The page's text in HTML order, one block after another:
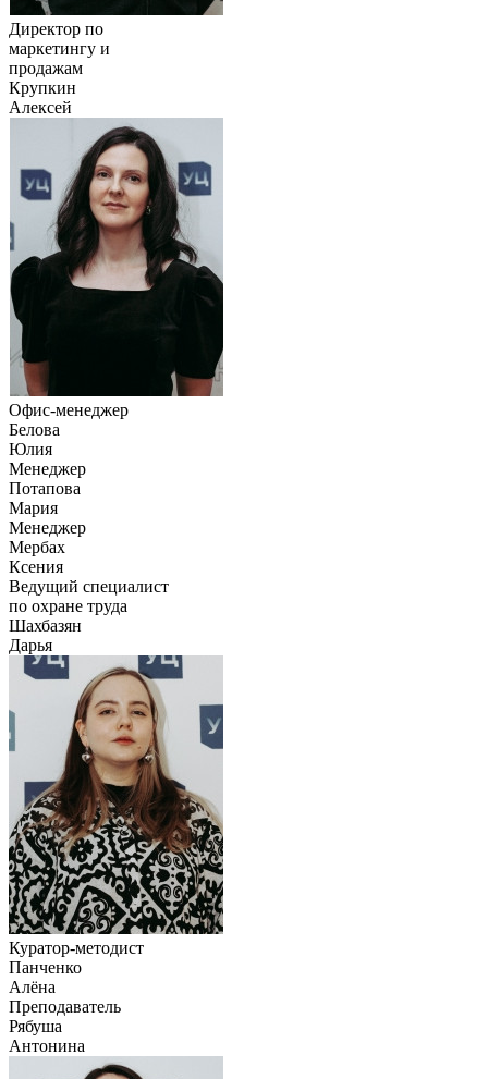
Директор по
маркетингу и
продажам
Крупкин
Алексей
Офис-менеджер
Белова
Юлия
Менеджер
Потапова
Мария
Менеджер
Мербах
Ксения
Ведущий специалист
по охране труда
Шахбазян
Дарья
Куратор-методист
Панченко
Алёна
Преподаватель
Рябуша
Антонина